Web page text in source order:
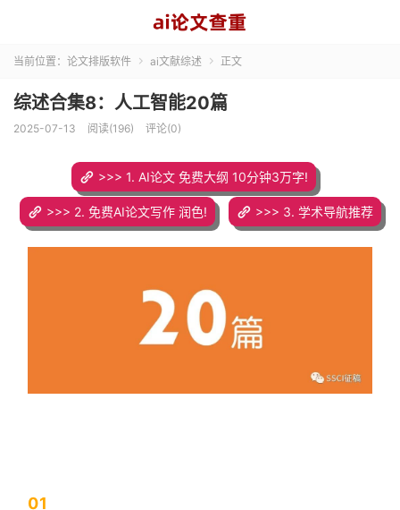
当前位置： 论文排版软件  ai文献综述  正文
综述合集8：人工智能20篇
2025-07-13 阅读(196) 评论(0)
>>> 1. AI论文 免费大纲 10分钟3万字!
>>> 2. 免费AI论文写作 润色! >>> 3. 学术导航推荐
01